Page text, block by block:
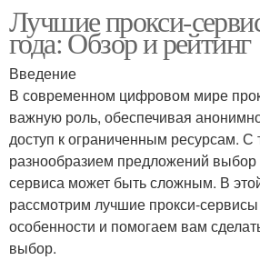
Лучшие прокси-
года: Обзор и рейтинг
Введение
В современном цифровом мире
важную роль, обеспечивая
доступ к ограниченным ресурсам. С
разнообразием предложений
сервиса может быть сложным. В
рассмотрим лучшие прокси-
особенности и помогаем вам
выбор.